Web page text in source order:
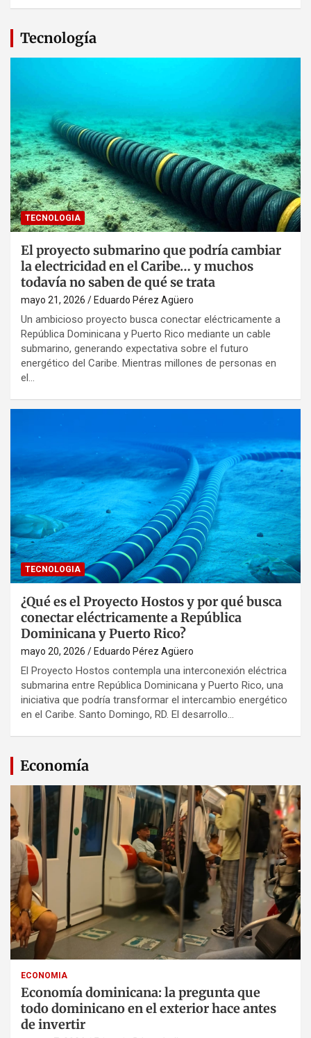
Tecnología
TECNOLOGIA
El proyecto submarino que podría cambiar
la electricidad en el Caribe… y muchos
todavía no saben de qué se trata
mayo 21, 2026 Eduardo Pérez Agüero
Un ambicioso proyecto busca conectar eléctricamente a
República Dominicana y Puerto Rico mediante un cable
submarino, generando expectativa sobre el futuro
energético del Caribe. Mientras millones de personas en
el…
TECNOLOGIA
¿Qué es el Proyecto Hostos y por qué busca
conectar eléctricamente a República
Dominicana y Puerto Rico?
mayo 20, 2026 Eduardo Pérez Agüero
El Proyecto Hostos contempla una interconexión eléctrica
submarina entre República Dominicana y Puerto Rico, una
iniciativa que podría transformar el intercambio energético
en el Caribe. Santo Domingo, RD. El desarrollo…
Economía
ECONOMIA
Economía dominicana: la pregunta que
todo dominicano en el exterior hace antes
de invertir